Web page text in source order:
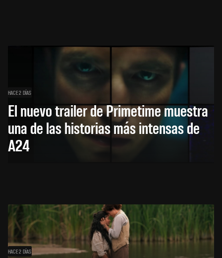
HACE 2 DÍAS
El nuevo trailer de Primetime muestra
una de las historias más intensas de
A24
HACE 2 DÍAS